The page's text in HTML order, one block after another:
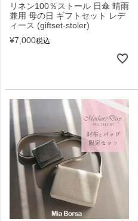
リネン100％ストール 日傘 晴雨
兼用 母の日 ギフトセット レデ
ィース (giftset-stoler)
¥7,000税込